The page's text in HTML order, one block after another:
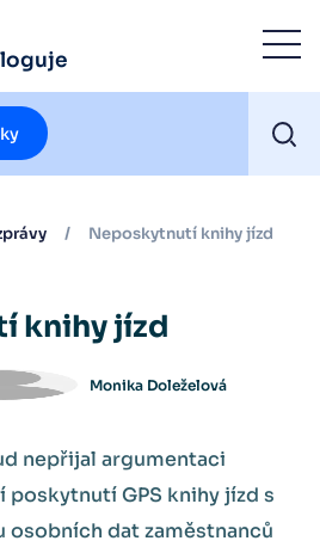
/ Neposkytnutí knihy jízd
knihy jízd
Monika Doleželová
nepřijal argumentaci
GPS knihy jízd s
osobních dat zaměstnanců